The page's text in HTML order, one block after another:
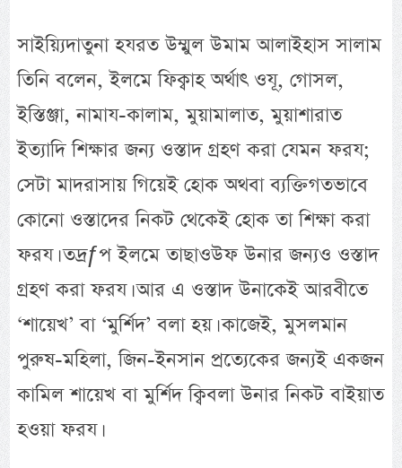
সাইয়্যিদাতুনা হযরত উম্মুল উমাম আলাইহাস সালাম
তিনি বলেন, ইলমে ফিক্বাহ অর্থাৎ ওযূ, গোসল,
ইস্তিঞ্জা, নামায-কালাম, মুয়ামালাত, মুয়াশারাত
ইত্যাদি শিক্ষার জন্য ওস্তাদ গ্রহণ করা যেমন ফরয;
সেটা মাদরাসায় গিয়েই হোক অথবা ব্যক্তিগতভাবে
কোনো ওস্তাদের নিকট থেকেই হোক তা শিক্ষা করা
ফরয। তদ্রƒপ ইলমে তাছাওউফ উনার জন্যও ওস্তাদ
গ্রহণ করা ফরয। আর এ ওস্তাদ উনাকেই আরবীতে
‘শায়েখ’ বা ‘মুর্শিদ’ বলা হয়। কাজেই, মুসলমান
পুরুষ-মহিলা, জিন-ইনসান প্রত্যেকের জন্যই একজন
কামিল শায়েখ বা মুর্শিদ ক্বিবলা উনার নিকট বাইয়াত
হওয়া ফরয।